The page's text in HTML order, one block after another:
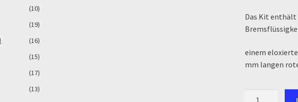
Das Kit
einem
mm langen
(10)
(19)
(16)
(15)
(17)
(13)